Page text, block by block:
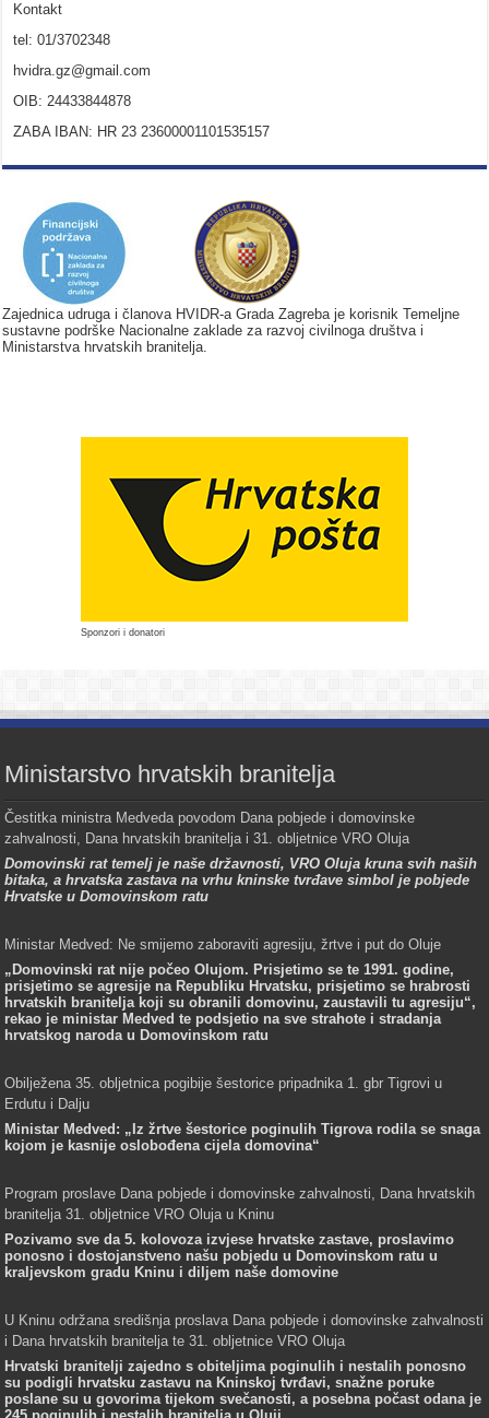
Kontakt
tel: 01/3702348
hvidra.gz@gmail.com
OIB: 24433844878
ZABA IBAN: HR 23 23600001101535157
Zajednica udruga i članova HVIDR-a Grada Zagreba je korisnik Temeljne
sustavne podrške Nacionalne zaklade za razvoj civilnoga društva i
Ministarstva hrvatskih branitelja.
Sponzori i donatori
Ministarstvo hrvatskih branitelja
Čestitka ministra Medveda povodom Dana pobjede i domovinske
zahvalnosti, Dana hrvatskih branitelja i 31. obljetnice VRO Oluja
Domovinski rat temelj je naše državnosti, VRO Oluja kruna svih naših
bitaka, a hrvatska zastava na vrhu kninske tvrđave simbol je pobjede
Hrvatske u Domovinskom ratu
Ministar Medved: Ne smijemo zaboraviti agresiju, žrtve i put do Oluje
„Domovinski rat nije počeo Olujom. Prisjetimo se te 1991. godine,
prisjetimo se agresije na Republiku Hrvatsku, prisjetimo se hrabrosti
hrvatskih branitelja koji su obranili domovinu, zaustavili tu agresiju“,
rekao je ministar Medved te podsjetio na sve strahote i stradanja
hrvatskog naroda u Domovinskom ratu
Obilježena 35. obljetnica pogibije šestorice pripadnika 1. gbr Tigrovi u
Erdutu i Dalju
Ministar Medved: „Iz žrtve šestorice poginulih Tigrova rodila se snaga
kojom je kasnije oslobođena cijela domovina“
Program proslave Dana pobjede i domovinske zahvalnosti, Dana hrvatskih
branitelja 31. obljetnice VRO Oluja u Kninu
Pozivamo sve da 5. kolovoza izvjese hrvatske zastave, proslavimo
ponosno i dostojanstveno našu pobjedu u Domovinskom ratu u
kraljevskom gradu Kninu i diljem naše domovine
U Kninu održana središnja proslava Dana pobjede i domovinske zahvalnosti
i Dana hrvatskih branitelja te 31. obljetnice VRO Oluja
Hrvatski branitelji zajedno s obiteljima poginulih i nestalih ponosno
su podigli hrvatsku zastavu na Kninskoj tvrđavi, snažne poruke
poslane su u govorima tijekom svečanosti, a posebna počast odana je